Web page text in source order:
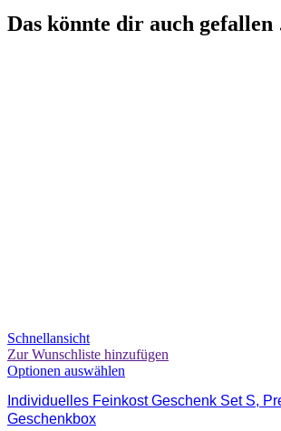
Das könnte dir auch
Schnellansicht
Zur Wunschliste hinzufügen
Optionen auswählen
Individuelles Feinkost Geschenk Set S,
Geschenkbox